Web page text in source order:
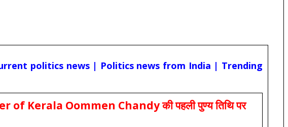
politics news | Politics news from India | Trending
Kerala Oommen Chandy की पहली पुण्य तिथि पर